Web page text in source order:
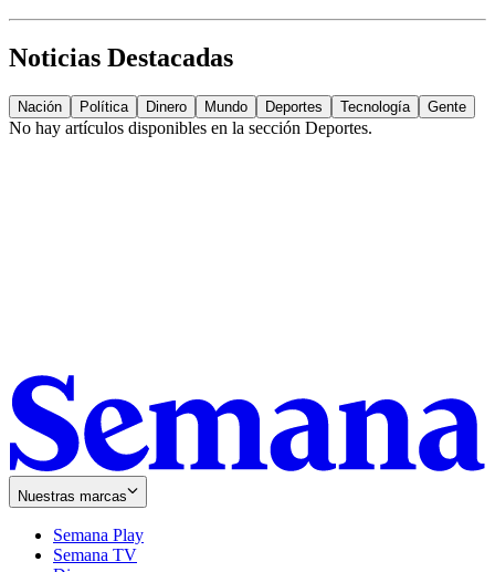
Noticias Destacadas
Nación Política Dinero Mundo Deportes Tecnología Gente
No hay artículos disponibles en la sección Deportes.
Nuestras marcas
Semana Play
Semana TV